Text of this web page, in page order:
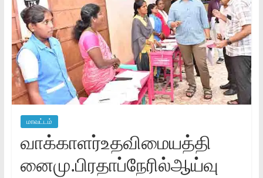
மாவட்டம்
வாக்காளர்உதவிமையத்தி
னைமு.பிரதாப்நேரில்ஆய்வு